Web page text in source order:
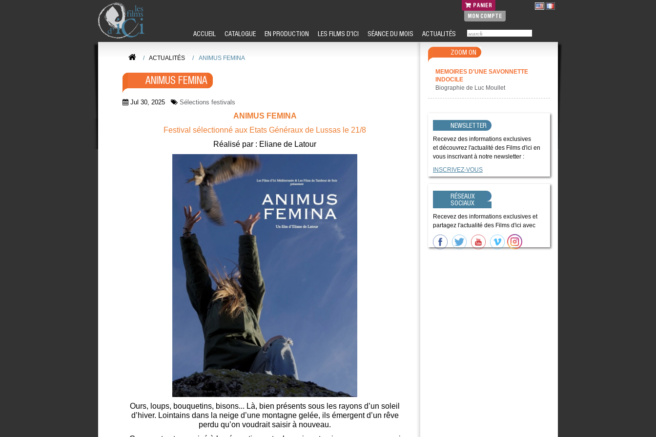
PANIER
MON COMPTE
ACCUEIL CATALOGUE EN PRODUCTION LES FILMS D'ICI SÉANCE DU MOIS ACTUALITÉS
/ ACTUALITÉS / ANIMUS FEMINA
ANIMUS FEMINA
Jul 30, 2025 Sélections festivals
ANIMUS FEMINA
Festival sélectionné aux Etats Généraux de Lussas le 21/8
Réalisé par : Eliane de Latour
Ours, loups, bouquetins, bisons... Là, bien présents sous les rayons d’un soleil
d’hiver. Lointains dans la neige d’une montagne gelée, ils émergent d’un rêve
perdu qu’on voudrait saisir à nouveau.
ZOOM ON
MEMOIRES D'UNE SAVONNETTE
INDOCILE
Biographie de Luc Moullet
NEWSLETTER
Recevez des informations exclusives
et découvrez l'actualité des Films d'ici en
vous inscrivant à notre newsletter :
INSCRIVEZ-VOUS
RÉSEAUX
SOCIAUX
Recevez des informations exclusives et
partagez l'actualité des Films d'ici avec